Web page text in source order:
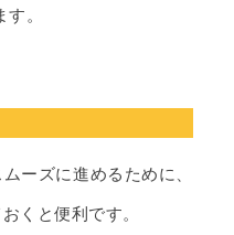
。
ーズに進めるために、
くと便利です。